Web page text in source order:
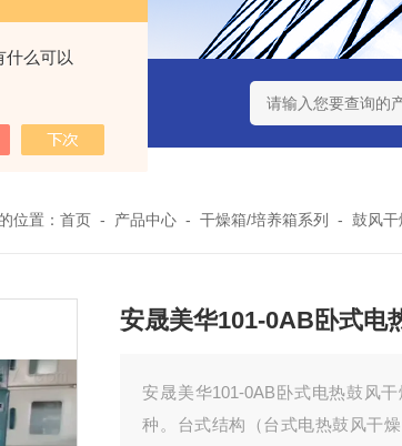
什么可以
仪器 SX2-9-17TP高温实验用热失重马弗炉
位置：首页 - 产品中心 -干燥箱/培养箱系列 -鼓风干
安晟美华101-0AB卧式电
安晟美华101-0AB卧式电热鼓风
种。台式结构（台式电热鼓风干